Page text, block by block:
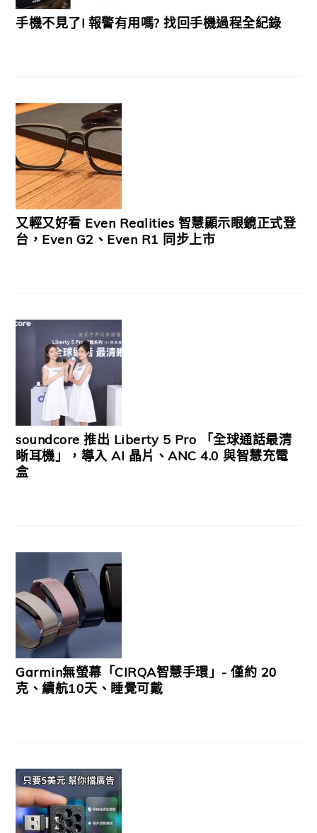
手機不見了! 報警有用嗎? 找回手機過程全紀錄
又輕又好看 Even Realities 智慧顯示眼鏡正式登
台，Even G2、Even R1 同步上市
soundcore 推出 Liberty 5 Pro 「全球通話最清
晰耳機」，導入 AI 晶片、ANC 4.0 與智慧充電
盒
Garmin無螢幕「CIRQA智慧手環」- 僅約 20
克、續航10天、睡覺可戴